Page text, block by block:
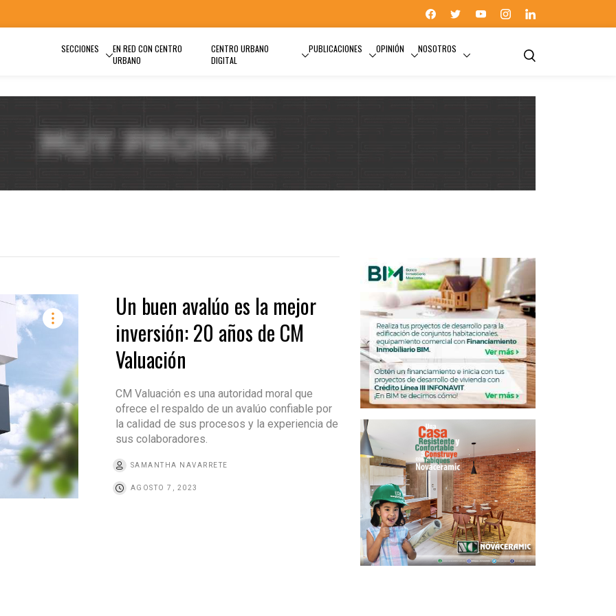
SECCIONES
EN RED CON CENTRO
URBANO
CENTRO URBANO
DIGITAL
PUBLICACIONES OPINIÓN NOSOTROS
Un buen avalúo es la mejor
inversión: 20 años de CM
Valuación
CM Valuación es una autoridad moral que
ofrece el respaldo de un avalúo confiable por
la calidad de sus procesos y la experiencia de
sus colaboradores.
SAMANTHA NAVARRETE
AGOSTO 7, 2023
ASESORÍA INMOBILIARIA